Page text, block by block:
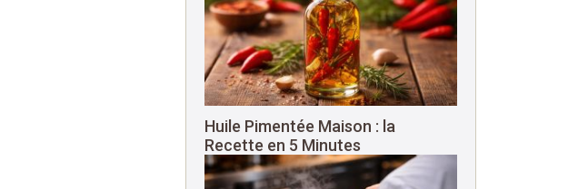
Huile Pimentée Maison : la
Recette en 5 Minutes